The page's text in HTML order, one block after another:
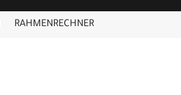
RAHMENRECHNER